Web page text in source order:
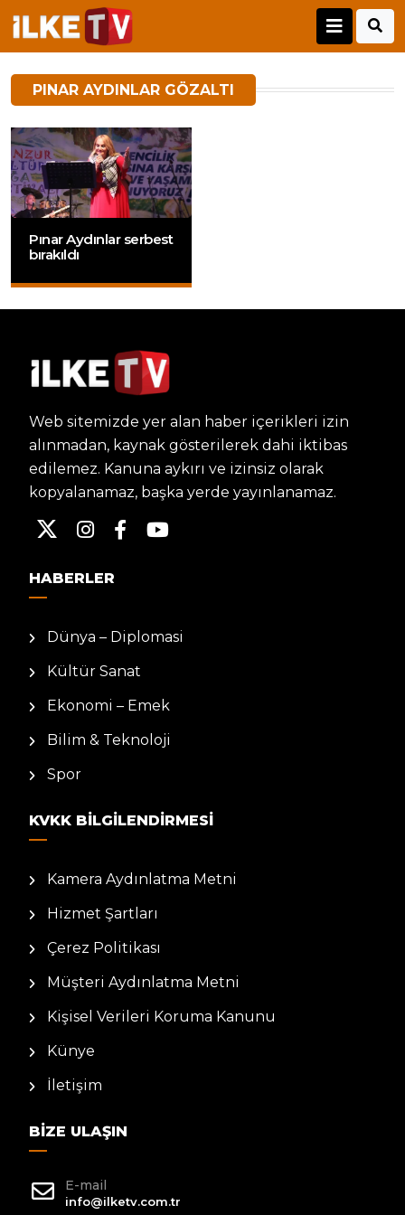
PINAR AYDINLAR GÖZALTI
Pınar Aydınlar serbest
bırakıldı
Web sitemizde yer alan haber içerikleri izin
alınmadan, kaynak gösterilerek dahi iktibas
edilemez. Kanuna aykırı ve izinsiz olarak
kopyalanamaz, başka yerde yayınlanamaz.
HABERLER
Dünya – Diplomasi
Kültür Sanat
Ekonomi – Emek
Bilim & Teknoloji
Spor
KVKK BILGILENDIRMESI
Kamera Aydınlatma Metni
Hizmet Şartları
Çerez Politikası
Müşteri Aydınlatma Metni
Kişisel Verileri Koruma Kanunu
Künye
İletişim
BIZE ULAŞIN
E-mail
info@ilketv.com.tr